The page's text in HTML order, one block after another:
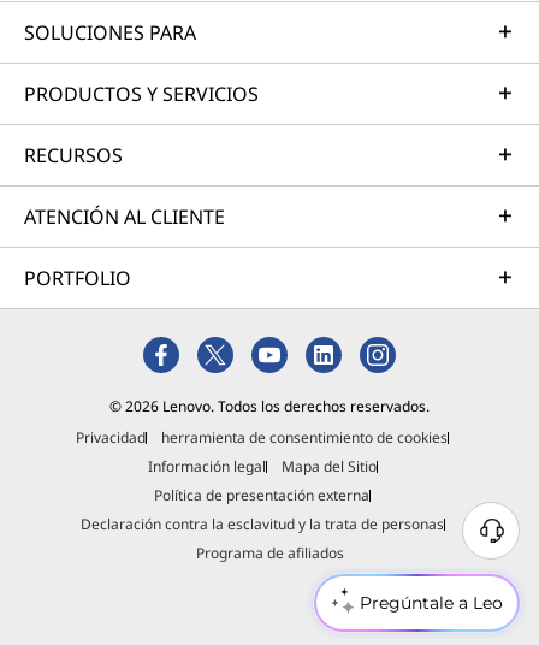
Pregúntale a Leo
SOLUCIONES PARA
PRODUCTOS Y SERVICIOS
RECURSOS
ATENCIÓN AL CLIENTE
PORTFOLIO
© 2026 Lenovo. Todos los derechos reservados.
Privacidad
herramienta de consentimiento de cookies
Información legal
Mapa del Sitio
Política de presentación externa
Declaración contra la esclavitud y la trata de personas
Programa de afiliados